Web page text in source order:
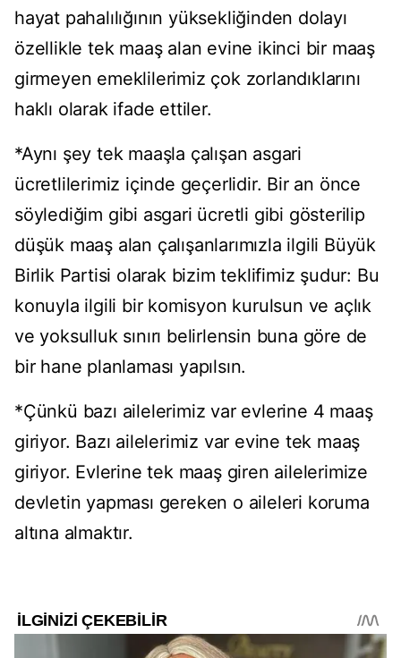
hayat pahalılığının yüksekliğinden dolayı
özellikle tek maaş alan evine ikinci bir maaş
girmeyen emeklilerimiz çok zorlandıklarını
haklı olarak ifade ettiler.
*Aynı şey tek maaşla çalışan asgari
ücretlilerimiz içinde geçerlidir. Bir an önce
söylediğim gibi asgari ücretli gibi gösterilip
düşük maaş alan çalışanlarımızla ilgili Büyük
Birlik Partisi olarak bizim teklifimiz şudur: Bu
konuyla ilgili bir komisyon kurulsun ve açlık
ve yoksulluk sınırı belirlensin buna göre de
bir hane planlaması yapılsın.
*Çünkü bazı ailelerimiz var evlerine 4 maaş
giriyor. Bazı ailelerimiz var evine tek maaş
giriyor. Evlerine tek maaş giren ailelerimize
devletin yapması gereken o aileleri koruma
altına almaktır.